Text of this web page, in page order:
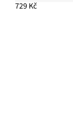
729 Kč